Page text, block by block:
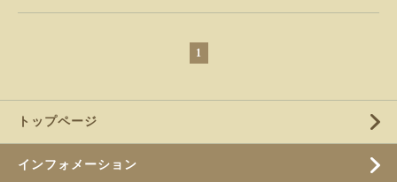
1
トップページ
インフォメーション